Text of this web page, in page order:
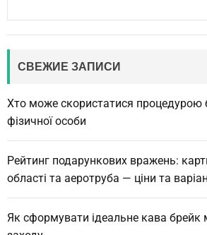
СВЕЖИЕ ЗАПИСИ
Хто може скористатися процедурою
фізичної особи
Рейтинг подарункових вражень:
області та аеротруба — ціни та
Як сформувати ідеальне кава брейк